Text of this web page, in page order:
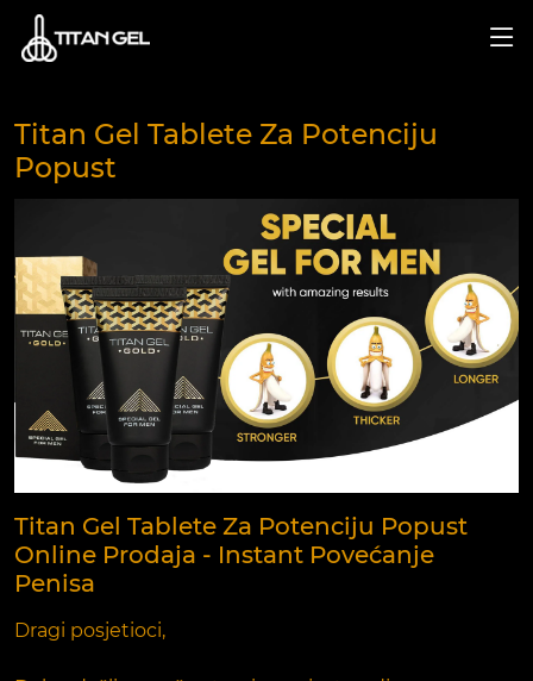
Titan Gel Tablete Za Potenciju
Popust
Titan Gel Tablete Za Potenciju Popust
Online Prodaja - Instant Povećanje
Penisa
Dragi posjetioci,